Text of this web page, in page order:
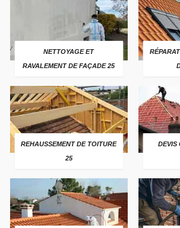
NETTOYAGE ET
RAVALEMENT DE FAÇADE 25
REHAUSSEMENT DE TOITURE
25
DEVIS